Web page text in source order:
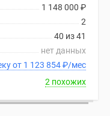
1 148 000 ₽
2
40 из 41
нет данных
В ипотеку от 1 123 854₽/мес
2 похожих